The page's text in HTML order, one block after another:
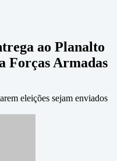
ao Planalto
Forças Armadas
eleições sejam enviados